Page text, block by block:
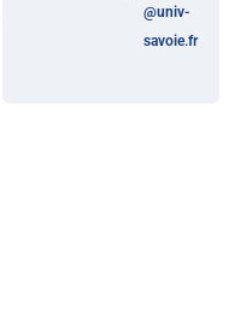
@univ-
savoie.fr